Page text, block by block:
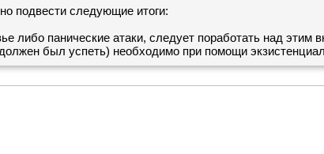
подвести следующие итоги:
либо панические атаки, следует поработать над
был успеть) необходимо при помощи